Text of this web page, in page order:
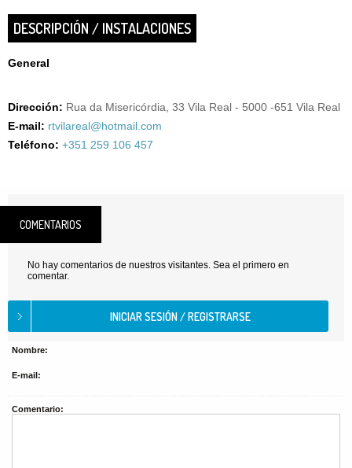
DESCRIPCIÓN / INSTALACIONES
General
Dirección: Rua da Misericórdia, 33 Vila Real - 5000 -651 Vila Real
E-mail: rtvilareal@hotmail.com
Teléfono: +351 259 106 457
COMENTARIOS
No hay comentarios de nuestros visitantes. Sea el primero en
comentar.
Nombre:
E-mail:
Comentario: